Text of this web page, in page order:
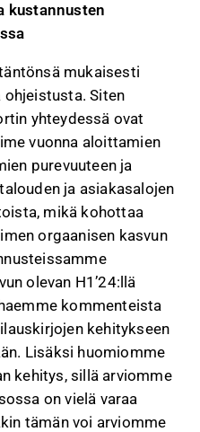
kustannusten
mukaisesti
ohjeistusta. Siten
yhteydessä ovat
vuonna aloittamien
purevuuteen ja
ja asiakasalojen
mikä kohottaa
orgaanisen kasvun
olevan H1’24:llä
kommenteista
kehitykseen
Lisäksi huomiomme
kehitys, sillä arviomme
on vielä varaa
tämän voi arviomme